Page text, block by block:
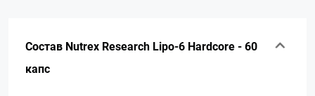
Состав Nutrex Research Lipo-6 Hardcore - 60
капс